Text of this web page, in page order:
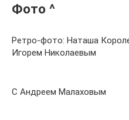
Фото ^
Ретро-фото: Наташа
Игорем Николаевым
С Андреем Малаховым